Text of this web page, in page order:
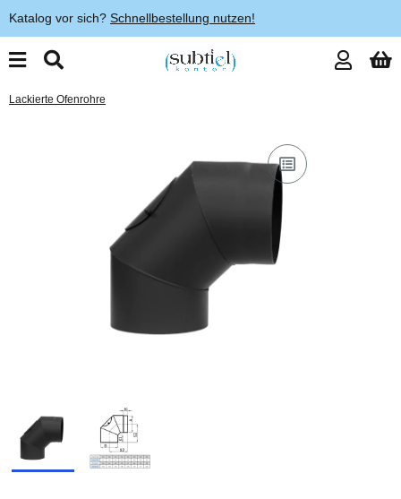
Katalog vor sich? Schnellbestellung nutzen!
Lackierte Ofenrohre